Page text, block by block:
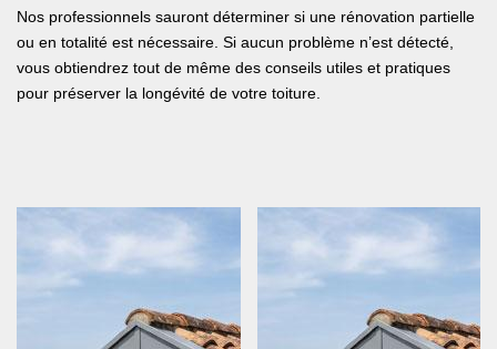
Nos professionnels sauront déterminer si une rénovation partielle
ou en totalité est nécessaire. Si aucun problème n’est détecté,
vous obtiendrez tout de même des conseils utiles et pratiques
pour préserver la longévité de votre toiture.